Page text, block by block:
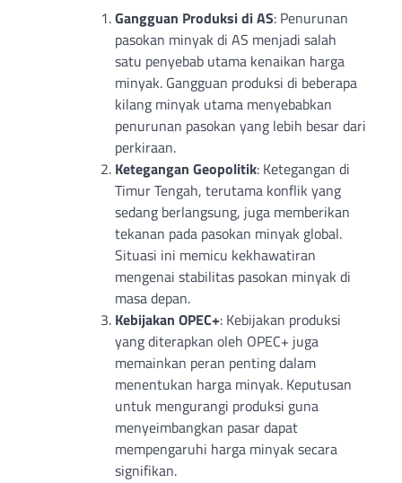
Gangguan Produksi di AS: Penurunan
pasokan minyak di AS menjadi salah
satu penyebab utama kenaikan harga
minyak. Gangguan produksi di beberapa
kilang minyak utama menyebabkan
penurunan pasokan yang lebih besar dari
perkiraan.
Ketegangan Geopolitik: Ketegangan di
Timur Tengah, terutama konflik yang
sedang berlangsung, juga memberikan
tekanan pada pasokan minyak global.
Situasi ini memicu kekhawatiran
mengenai stabilitas pasokan minyak di
masa depan.
Kebijakan OPEC+: Kebijakan produksi
yang diterapkan oleh OPEC+ juga
memainkan peran penting dalam
menentukan harga minyak. Keputusan
untuk mengurangi produksi guna
menyeimbangkan pasar dapat
mempengaruhi harga minyak secara
signifikan.